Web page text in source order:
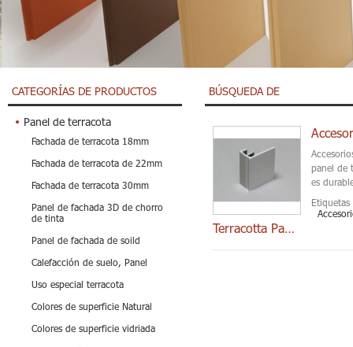
CATEGORÍAS DE PRODUCTOS
Panel de terracota
Fachada de terracota 18mm
Fachada de terracota de 22mm
Fachada de terracota 30mm
Panel de fachada 3D de chorro
de tinta
Panel de fachada de soild
Calefacción de suelo, Panel
Uso especial terracota
Colores de superficie Natural
Colores de superficie vidriada
BÚSQUEDA DE
Terracotta Panel Cli
panel de
es